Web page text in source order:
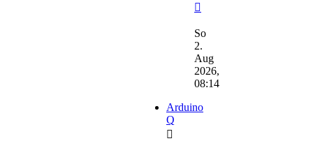
Beitrag
So
2.
Aug
2026,
08:14
Arduino
Q